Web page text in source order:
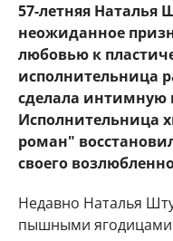
57-летняя Наталья
неожиданное
любовью к
исполнительница
сделала интимную
Исполнительница
роман"
своего
Недавно Наталья
пышными ягодицами